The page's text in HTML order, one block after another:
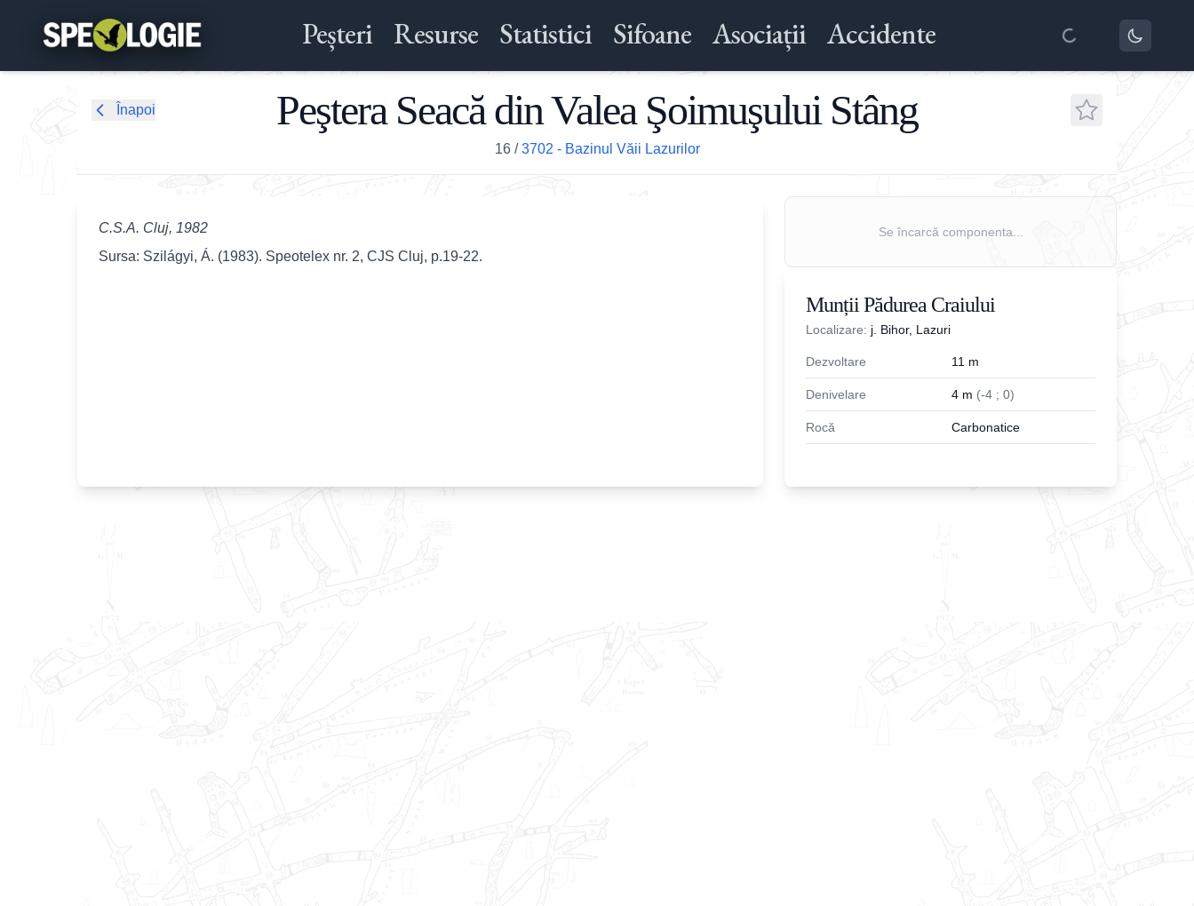
Peșteri Resurse Statistici Sifoane Asociații Accidente
Înapoi Peştera Seacă din Valea Şoimuşului Stâng
16/3702 - Bazinul Văii Lazurilor
C.S.A. Cluj, 1982
Sursa: Szilágyi, Á. (1983). Speotelex nr. 2, CJS Cluj, p.19-22.
Se încarcă componenta...
Munții Pădurea Craiului
Localizare: j. Bihor, Lazuri
Dezvoltare 11 m
Denivelare 4 m (-4 ; 0)
Rocă Carbonatice